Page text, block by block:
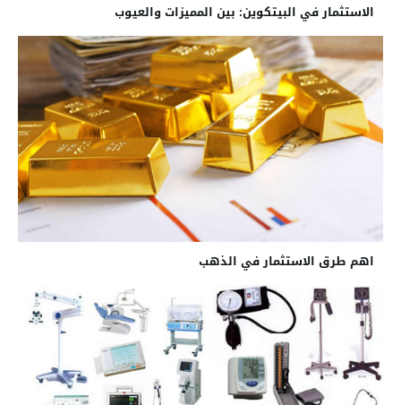
الاستثمار في البيتكوين: بين المميزات والعيوب
اهم طرق الاستثمار في الذهب